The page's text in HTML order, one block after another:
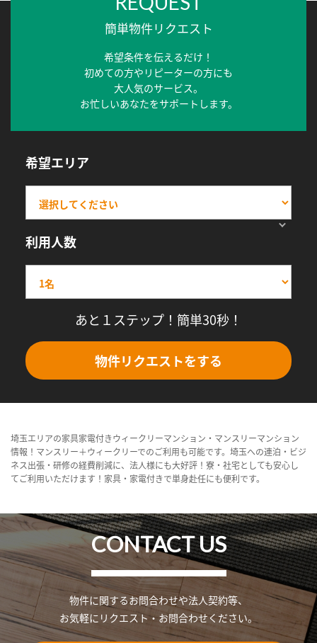
簡単物件リクエスト
希望条件を伝えるだけ！
初めての方やリピーターの方にも
大人気のサービス。
お忙しいあなたをサポートします。
希望エリア
利用人数
あと１ステップ！簡単30秒！
物件リクエストをする
埼玉エリアの家具家電付きウィークリーマンション・マンスリーマンション
情報！マンスリー＋ウィークリーでのご利用も可能です。埼玉への連泊・ビジ
ネス出張・研修の経費削減に、法人様にも大好評！寮・社宅としても安心し
てご利用いただけます！家具・家電付きで単身赴任にも便利です。
CONTACT US
物件に関するお問合わせや法人契約等、
お気軽にリクエスト・お問合わせください。